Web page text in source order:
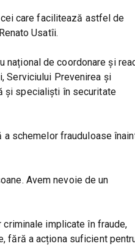
care facilitează astfel de
Usatîi.
național de coordonare și
Serviciului Prevenirea și
și specialiști în securitate
schemelor frauduloase
Avem nevoie de un
implicate în fraude,
fără a acționa suficient